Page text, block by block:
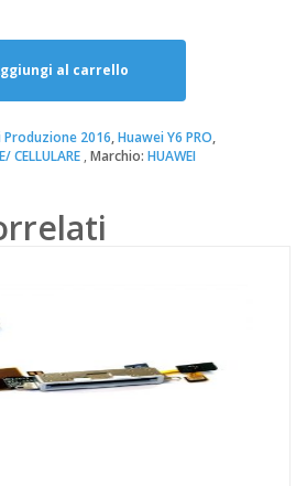
al carrello
Produzione 2016,Huawei Y6 PRO,
CELLULARE Marchio: HUAWEI